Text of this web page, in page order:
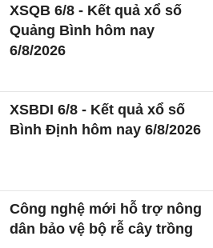
XSQB 6/8 - Kết quả xổ số
Quảng Bình hôm nay
6/8/2026
XSBDI 6/8 - Kết quả xổ số
Bình Định hôm nay 6/8/2026
Công nghệ mới hỗ trợ nông
dân bảo vệ bộ rễ cây trồng